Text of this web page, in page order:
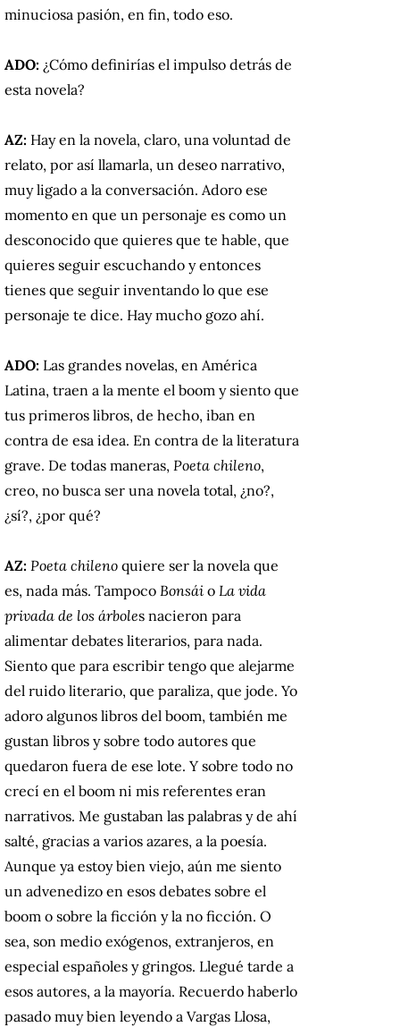
minuciosa pasión, en fin, todo eso.
ADO: ¿Cómo definirías el impulso detrás de
esta novela?
AZ: Hay en la novela, claro, una voluntad de
relato, por así llamarla, un deseo narrativo,
muy ligado a la conversación. Adoro ese
momento en que un personaje es como un
desconocido que quieres que te hable, que
quieres seguir escuchando y entonces
tienes que seguir inventando lo que ese
personaje te dice. Hay mucho gozo ahí.
ADO: Las grandes novelas, en América
Latina, traen a la mente el boom y siento que
tus primeros libros, de hecho, iban en
contra de esa idea. En contra de la literatura
grave. De todas maneras, Poeta chileno,
creo, no busca ser una novela total, ¿no?,
¿sí?, ¿por qué?
AZ: Poeta chileno quiere ser la novela que
es, nada más. Tampoco Bonsái o La vida
privada de los árboles nacieron para
alimentar debates literarios, para nada.
Siento que para escribir tengo que alejarme
del ruido literario, que paraliza, que jode. Yo
adoro algunos libros del boom, también me
gustan libros y sobre todo autores que
quedaron fuera de ese lote. Y sobre todo no
crecí en el boom ni mis referentes eran
narrativos. Me gustaban las palabras y de ahí
salté, gracias a varios azares, a la poesía.
Aunque ya estoy bien viejo, aún me siento
un advenedizo en esos debates sobre el
boom o sobre la ficción y la no ficción. O
sea, son medio exógenos, extranjeros, en
especial españoles y gringos. Llegué tarde a
esos autores, a la mayoría. Recuerdo haberlo
pasado muy bien leyendo a Vargas Llosa,